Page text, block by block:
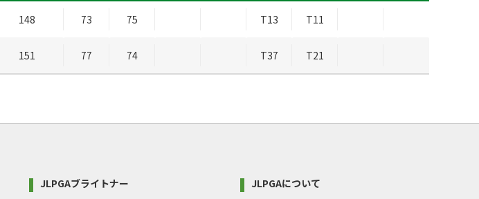
148 73 75 T13 T11
151 77 74 T37 T21
JLPGAブライトナー
JLPGAについて